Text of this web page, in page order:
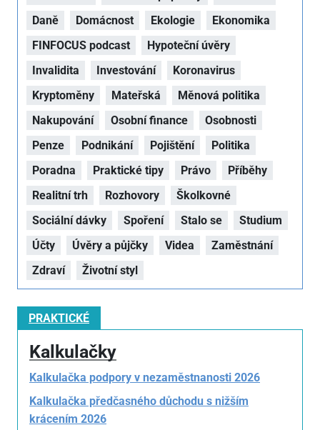
Daně
Domácnost Ekologie
Ekonomika
FINFOCUS podcast
Hypoteční úvěry
Invalidita
Investování
Koronavirus
Kryptoměny
Mateřská
Měnová politika
Nakupování
Osobní finance
Osobnosti
Penze
Podnikání Pojištění
Politika
Poradna
Praktické tipy Právo
Příběhy
Realitní trh
Rozhovory
Školkovné
Sociální dávky
Spoření Stalo se
Studium
Účty
Úvěry a půjčky Videa
Zaměstnání
Zdraví
Životní styl
PRAKTICKÉ
Kalkulačky
Kalkulačka podpory v nezaměstnanosti 2026
Kalkulačka předčasného důchodu s nižším
krácením 2026